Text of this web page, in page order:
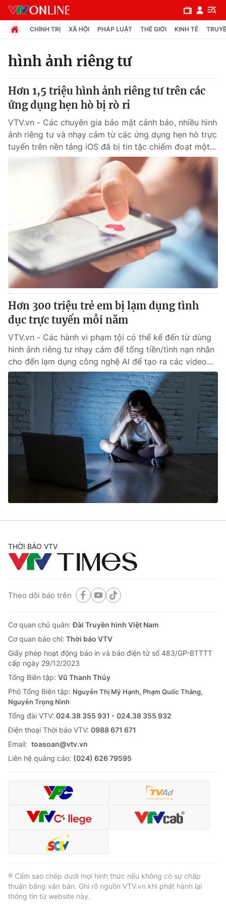
Chuyên mục
Chính trị
Xã hội
Pháp luật
Tin tức
Thế giới đó đây
Câu chuyện quốc tế
Kinh tế
Tài chính
Thị trường
Góc doanh nghiệp
Dữ liệu và đời sống
Truyền hình
Phim VTV
Hậu trường
Nhân vật
Khán giả
Giải sao mai
Giải trí
Điện ảnh
Âm nhạc
Sao
Đời sống
Du lịch
Làm đẹp
Chất lượng cuộc sống
Giáo dục
Tuyển sinh
Học trực tuyến
Công nghệ
Hitech Công nghệ tương lai
Sản phẩm
Tư vấn
Giao lưu trực tuyến
Chuyên mục khác
Photo Infographic
Video Shorts video
VTV Money VTV Thể thao
VTV Sức khoẻ Bất động sản
Thị trường 24h
VTV4 Vươn mình bằng AI
VTV9
Theo dõi báo trên
CHÍNH TRỊ XÃ HỘI PHÁP LUẬT THẾ GIỚI KINH TẾ
hình ảnh riêng tư
Hơn 1,5 triệu hình ảnh riêng tư trên các
ứng dụng hẹn hò bị rò rỉ
VTV.vn - Các chuyên gia bảo mật cảnh báo, nhiều hình
ảnh riêng tư và nhạy cảm từ các ứng dụng hẹn hò trực
tuyến trên nền tảng iOS đã bị tin tặc chiếm đoạt một...
Hơn 300 triệu trẻ em bị lạm dụng tình
dục trực tuyến mỗi năm
VTV.vn - Các hành vi phạm tội có thể kể đến từ dùng
hình ảnh riêng tư nhạy cảm để tống tiền/tình nạn nhân
cho đến lạm dụng công nghệ AI để tạo ra các video...
THỜI BÁO VTV
Theo dõi báo trên
Cơ quan chủ quản:Đài Truyền hình Việt Nam
Cơ quan báo chí: Thời báo VTV
Giấy phép hoạt động báo in và báo điện tử số 483/GP-BTTTT
cấp ngày 29/12/2023
Tổng Biên tập: Vũ Thanh Thủy
Phó Tổng Biên tập: Nguyễn Thị Mỹ Hạnh, Phạm Quốc Thắng,
Nguyễn Trọng Ninh
Tổng đài VTV: 024.38 355 931 - 024.38 355 932
Ðiện thoại Thời báo VTV: 0988 671 671
Email: toasoan@vtv.vn
Liên hệ quảng cáo: (024) 626 79595
® Cấm sao chép dưới mọi hình thức nếu không có sự chấp
thuận bằng văn bản. Ghi rõ nguồn VTV.vn khi phát hành lại
thông tin từ website này.